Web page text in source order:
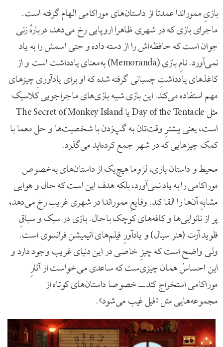
بازیِ مموراندا عمدتا از داستان‌های موراکامی الهام گرفته است.
ماجرای بازی که در شهری ظاهرا اروپایی رخ می‌دهد، دربارهٔ زنی
جوان است که حافظه‌اش را از دسته داده و حتی اسمش را به یاد
نمی‌آورد. نامِ بازی (Memoranda) به‌معنای یادداشت است و از
کاغذهای یادداشتِ چسبانی گرفته شده که او برای یادآوریِ چیزهای
مهم استفاده می‌کند. این بازی شبیه بازی‌های ماجراجویی کلاسیک
مثل Day of the Tentacle یا The Secret of Monkey Island
است، یعنی بیشترِ وقت‌تان به گپ‌زدن با شخصیت‌ها و حل معما با
کمک چیزهایی که در شهر جمع کرده‌اید می‌گذرد.
محیط و داستان بازی، لزوما هیچ‌یک از داستان‌های به‌خصوص
موراکامی را به یاد نمی‌آورد، بلکه هدف این است که حال و هوایی
مشابهِ آن‌ها را القا کند. وقایعِ مموراندا در شهری غریب رخ می‌دهد،
پر از نانوایی‌ها و کافه‌های کوچک باحال. بازی در سبک و سیاقِ
فلوید آرت (هنر سیال) و یادآورِ فیلم‌های انیمیشن فرانسوی است.
ولی واضح است که چیزِ خاصی در این دنیای غریب وجود دارد و
این احساسْ همان چیزی‌ست که ساعدی می‌خواست از آثارِ
موراکامی استخراج کند ‌ــ‌ خصوصا داستان‌های کوتاه از
مجموعه‌هایی مثل «فیل غیب می‌شود».